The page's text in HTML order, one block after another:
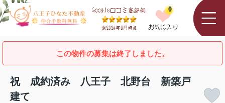
0
この物件の募集は終了しました。
祝 成約済み 八王子 北野台 新築戸
建て